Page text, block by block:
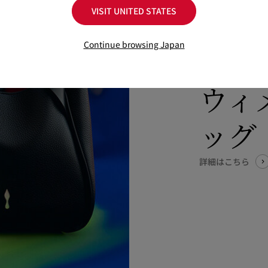
ウィ
ッグ
詳細はこちら
VISIT UNITED STATES
Continue browsing Japan